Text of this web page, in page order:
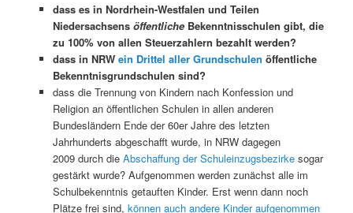
dass es in Nordrhein-Westfalen und Teilen
Niedersachsens öffentlicheBekenntnisschulen gibt, die
zu 100% von allen Steuerzahlern bezahlt werden?
dass in NRW ein Drittel aller Grundschulen öffentliche
Bekenntnisgrundschulen sind?
dass die Trennung von Kindern nach Konfession und
Religion an öffentlichen Schulen in allen anderen
Bundesländern Ende der 60er Jahre des letzten
Jahrhunderts abgeschafft wurde, in NRW dagegen
2009 durch die Abschaffung der Schuleinzugsbezirkesogar
gestärkt wurde? Aufgenommen werden zunächst alle im
Schulbekenntnis getauften Kinder. Erst wenn dann noch
Plätze frei sind, können auch andere Kinder aufgenommen